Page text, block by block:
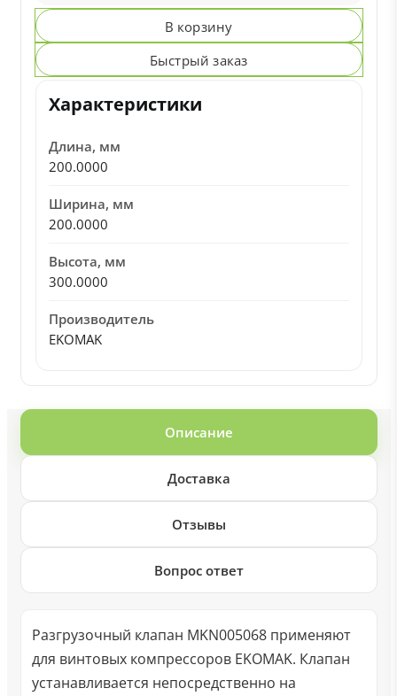
В корзину
Быстрый заказ
Характеристики
Длина, мм
200.0000
Ширина, мм
200.0000
Высота, мм
300.0000
Производитель
EKOMAK
Описание
Доставка
Отзывы
Вопрос ответ
Разгрузочный клапан MKN005068 применяют
для винтовых компрессоров EKOMAK. Клапан
устанавливается непосредственно на